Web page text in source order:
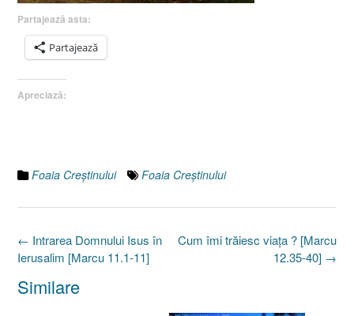
Partajează asta:
Partajează
Apreciază:
Foaia Creştinului Foaia Creştinului
Post
navigation
Cum îmi trăiesc viaţa ? [Marcu
12.35-40] →
← Intrarea Domnului Isus în
Ierusalim [Marcu 11.1-11]
Similare